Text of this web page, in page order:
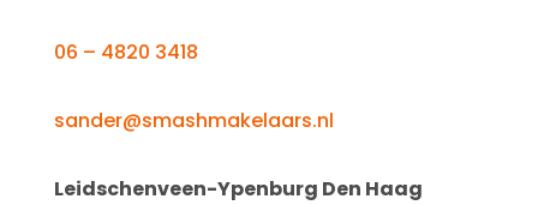
06 – 4820 3418
sander@smashmakelaars.nl
Leidschenveen-Ypenburg Den Haag